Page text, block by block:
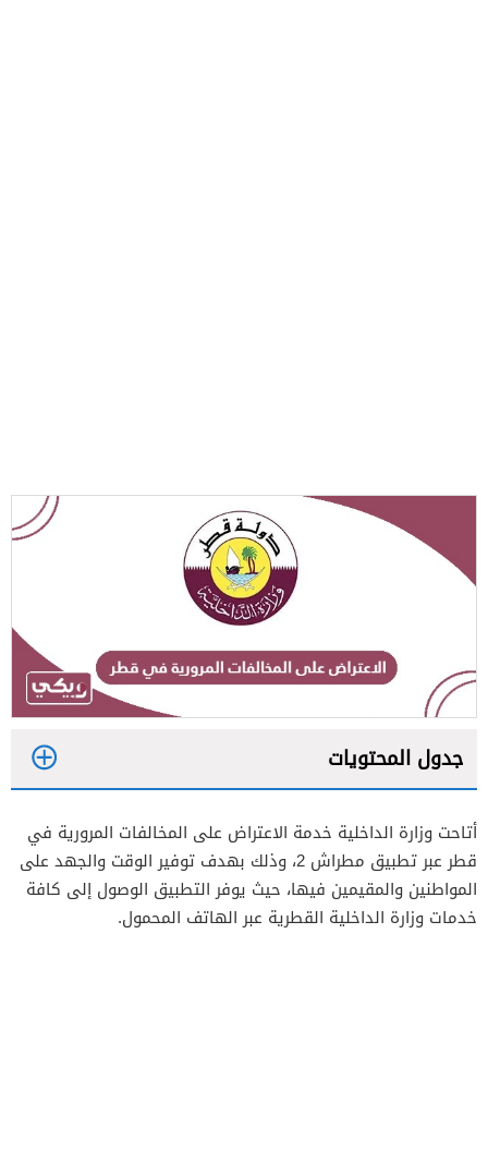
جدول المحتويات
2
أتاحت وزارة الداخلية خدمة الاعتراض على المخالفات المرورية في
قطر عبر تطبيق مطراش 2، وذلك بهدف توفير الوقت والجهد على
المواطنين والمقيمين فيها، حيث يوفر التطبيق الوصول إلى كافة
خدمات وزارة الداخلية القطرية عبر الهاتف المحمول.